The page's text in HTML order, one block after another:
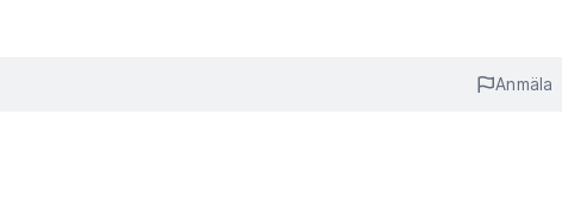
Anmäla